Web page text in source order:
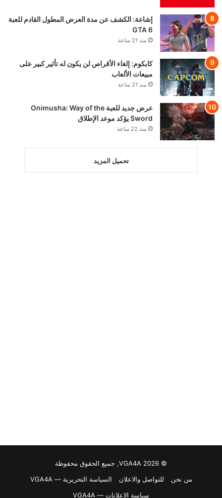
إشاعة: الكشف عن مدة العرض المطول القادم للعبة
GTA 6
منذ 21 ساعة
كابكوم: إلغاء الأقراص لن يكون له تأثير كبير على
مبيعات الألعاب
منذ 21 ساعة
عرض جديد للعبة Onimusha: Way of the
Sword يؤكد موعد الإطلاق
منذ 22 ساعة
تحميل المزيد
© VGA4A 2026, جميع الحقوق محفوظة
من نحن
للتواصل والاعلان
السياسة التحريرية — VGA4A
سياسة الإعلانات — VGA4A